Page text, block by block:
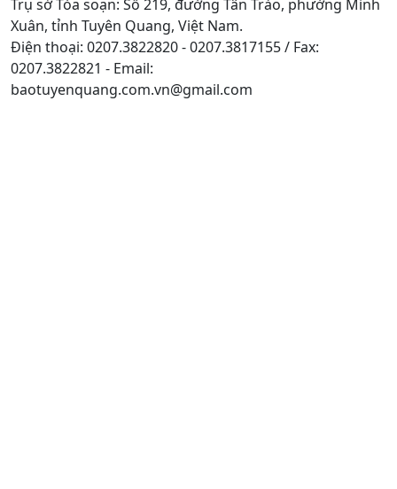
Trụ sở Tòa soạn: Số 219, đường Tân Trào, phường Minh
Xuân, tỉnh Tuyên Quang, Việt Nam.
Điện thoại: 0207.3822820 - 0207.3817155 / Fax:
0207.3822821 - Email:
baotuyenquang.com.vn@gmail.com